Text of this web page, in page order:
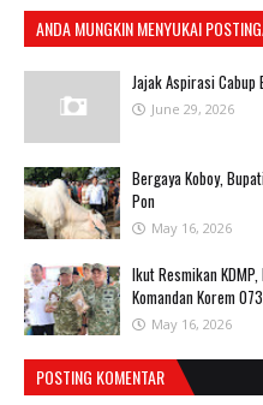
ANDA MUNGKIN MENYUKAI
Jajak Aspirasi
June 29, 2026
Bergaya Koboy,
Pon
May 16, 2026
Ikut Resmikan
Komandan Korem
May 16, 2026
POSTING KOMENTAR